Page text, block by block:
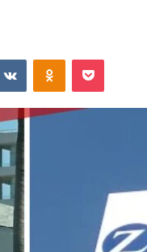
VKontakteOdnoklassniki
Pocket